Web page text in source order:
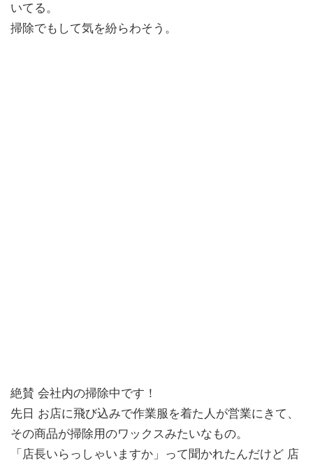
いてる。
掃除でもして気を紛らわそう。
絶賛 会社内の掃除中です！
先日 お店に飛び込みで作業服を着た人が営業にきて、
その商品が掃除用のワックスみたいなもの。
「店長いらっしゃいますか」って聞かれたんだけど 店